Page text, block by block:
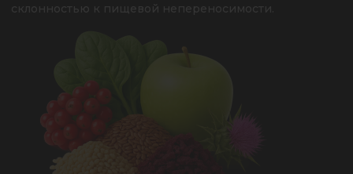
склонностью к пищевой непереносимости.